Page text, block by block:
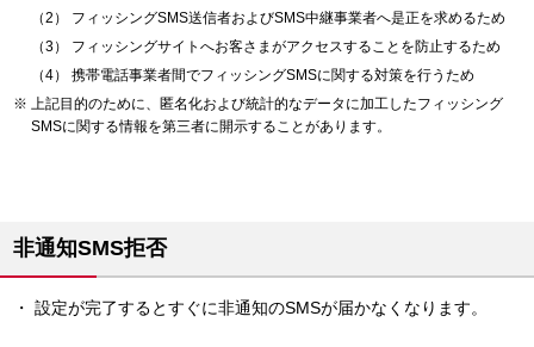
フィッシングSMS送信者およびSMS中継事業者へ是正を求めるため
フィッシングサイトへお客さまがアクセスすることを防止するため
携帯電話事業者間でフィッシングSMSに関する対策を行うため
上記目的のために、匿名化および統計的なデータに加工したフィッシング
SMSに関する情報を第三者に開示することがあります。
非通知SMS拒否
設定が完了するとすぐに非通知のSMSが届かなくなります。